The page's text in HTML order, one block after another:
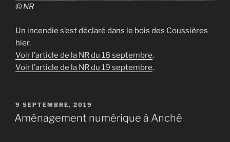
© NR
Un incendie s’est déclaré dans le bois des Coussières
hier.
Voir l’article de la NR du 18 septembre.
Voir l’article de la NR du 19 septembre.
PUBLIÉ
LE
9 SEPTEMBRE, 2019
Aménagement numérique à Anché